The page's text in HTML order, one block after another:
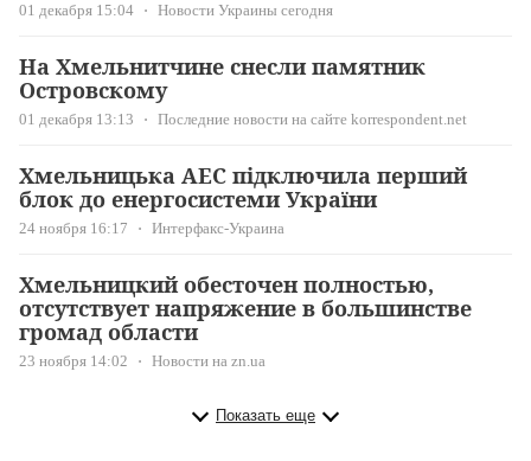
01 декабря 15:04 Новости Украины сегодня
На Хмельнитчине снесли памятник
Островскому
01 декабря 13:13 Последние новости на сайте korrespondent.net
Хмельницька АЕС підключила перший
блок до енергосистеми України
24 ноября 16:17 Интерфакс-Украина
Хмельницкий обесточен полностью,
отсутствует напряжение в большинстве
громад области
23 ноября 14:02 Новости на zn.ua
Показать еще